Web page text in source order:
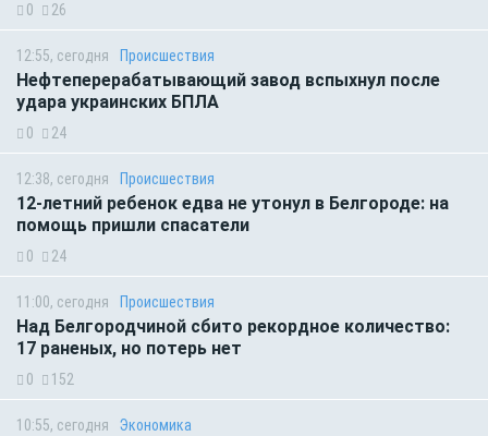
0 26
12:55, сегодня Происшествия
Нефтеперерабатывающий завод вспыхнул после
удара украинских БПЛА
0 24
12:38, сегодня Происшествия
12-летний ребенок едва не утонул в Белгороде: на
помощь пришли спасатели
0 24
11:00, сегодня Происшествия
Над Белгородчиной сбито рекордное количество:
17 раненых, но потерь нет
0 152
10:55, сегодня Экономика